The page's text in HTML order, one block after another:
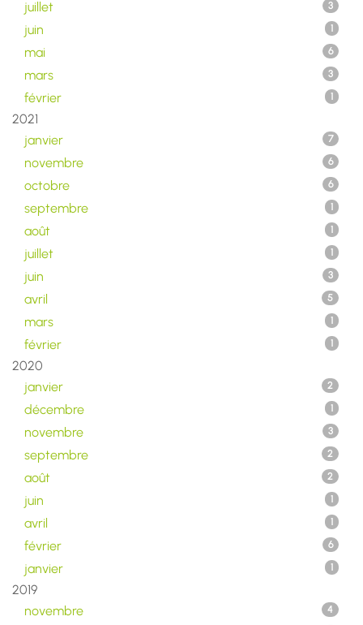
juillet 3
juin 1
mai 6
mars 3
février 1
2021
janvier
7
novembre 6
octobre 6
septembre 1
août 1
juillet 1
juin 3
avril 5
mars 1
février 1
2020
janvier
2
décembre 1
novembre 3
septembre 2
août 2
juin 1
avril 1
février 6
janvier 1
2019
novembre
4